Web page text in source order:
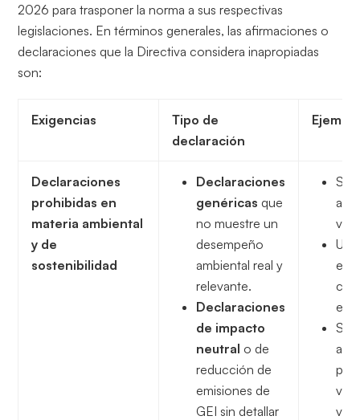
2026 para trasponer la norma a sus respectivas
legislaciones. En términos generales, las afirmaciones o
declaraciones que la Directiva considera inapropiadas
son:
Exigencias
Tipo de
declaración
Declaraciones
prohibidas en
materia ambiental
y de
sostenibilidad
Declaraciones
genéricas que
no muestre un
desempeño
ambiental real y
relevante.
Declaraciones
de impacto
neutral o de
reducción de
emisiones de
GEI sin detallar